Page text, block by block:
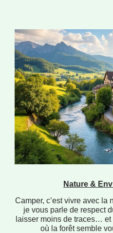
Nature &
Camper, c’est vivre avec la
je vous parle de respect
laisser moins de traces…
où la forêt semble